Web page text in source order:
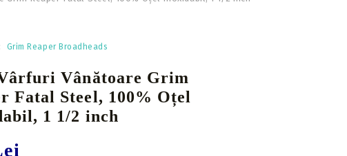
Lunete cu magnificare
Accesorii sistem ochire
Grim Reaper Broadheads
Vânătoare Grim
Fatal Steel, 100% Oțel
1 1/2 inch